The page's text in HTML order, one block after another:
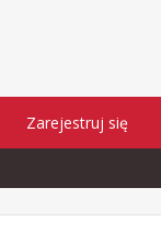
Zarejestruj się